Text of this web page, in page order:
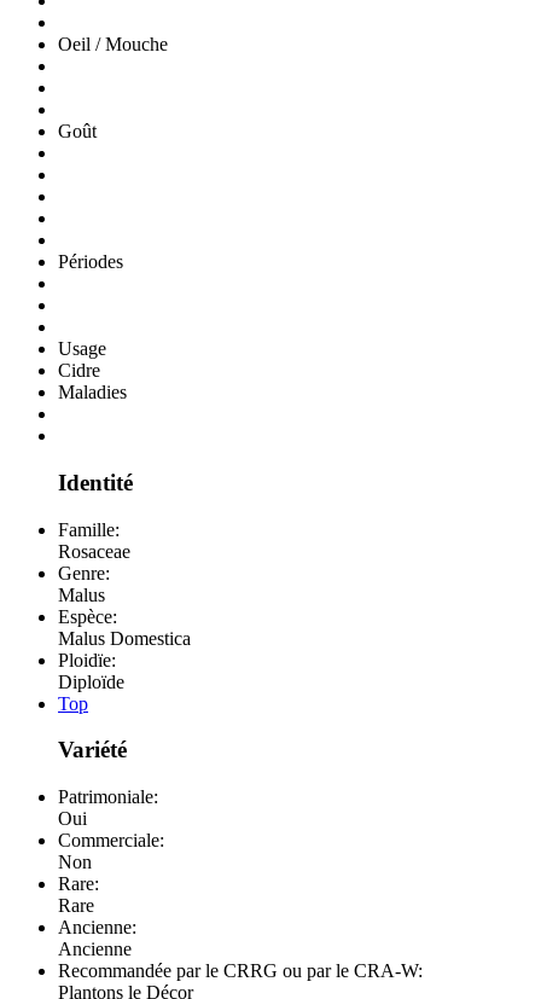
Oeil / Mouche
Goût
Périodes
Usage
Cidre
Maladies
Identité
Famille:
Rosaceae
Genre:
Malus
Espèce:
Malus Domestica
Ploidïe:
Diploïde
Top
Variété
Patrimoniale:
Oui
Commerciale:
Non
Rare:
Rare
Ancienne:
Ancienne
Recommandée par le CRRG ou par le CRA-W:
Plantons le Décor